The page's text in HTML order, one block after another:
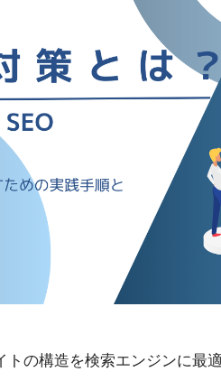
トの構造を検索エンジンに最